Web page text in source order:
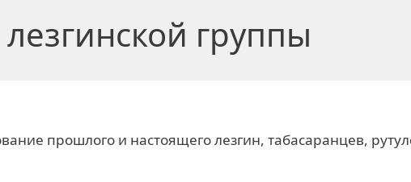
группы
прошлого и настоящего лезгин, табасаранцев,